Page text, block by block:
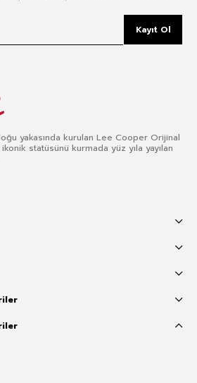
Kayıt Ol
yakasında kurulan Lee Cooper Orijinal
statüsünü kurmada yüz yıla yayılan